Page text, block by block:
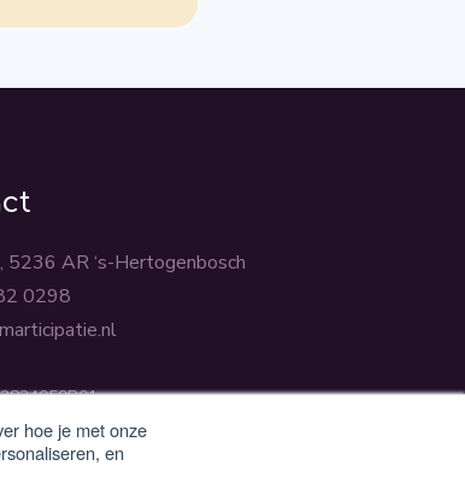
hoe je met onze
en
5236 AR ‘s-Hertogenbosch
0298